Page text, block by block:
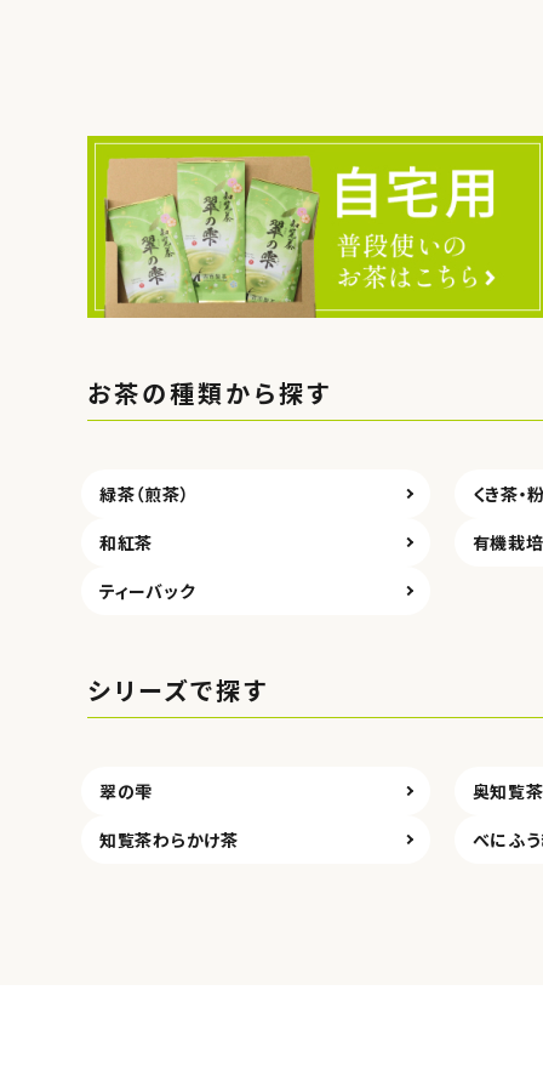
お茶の種類から探す
緑茶（煎茶）
くき茶・
和紅茶
有機栽
ティーバック
シリーズで探す
翠の雫
奥知覧茶
知覧茶わらかけ茶
べにふ